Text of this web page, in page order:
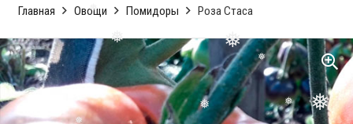
❅
❅
❅ ❅
Главная Овощи Помидоры Роза Стаса